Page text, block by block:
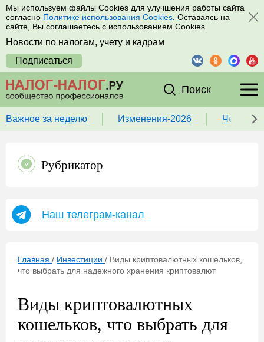
Мы используем файлы Cookies для улучшения работы сайта
согласно Политике использования Cookies . Оставаясь на
сайте, Вы соглашаетесь с использованием Cookies.
Новости по налогам, учету и кадрам
Подписаться
Поиск
Важное за неделю Изменения-2026 Чек-
Рубрикатор
Наш телеграм-канал
Главная / Инвестиции / Виды криптовалютных кошельков,
что выбрать для надежного хранения криптовалют
Виды криптовалютных
кошельков, что выбрать для